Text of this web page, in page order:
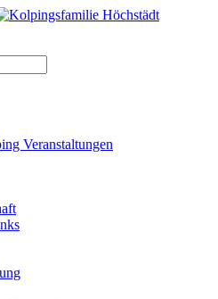
Veranstaltungen